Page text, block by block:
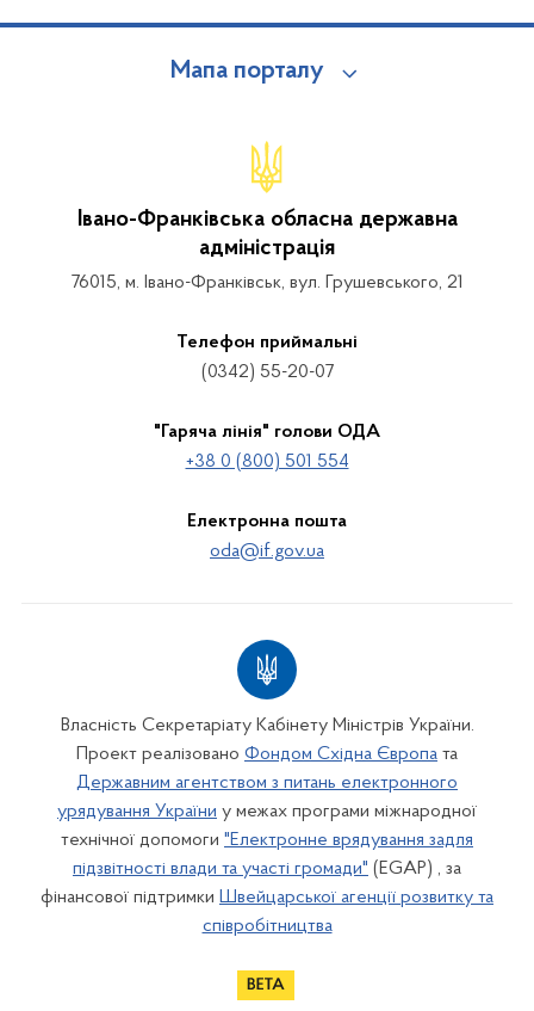
Мапа порталу
Івано-Франківська обласна державна
адміністрація
76015, м. Івано-Франківськ, вул. Грушевського, 21
Телефон приймальні
(0342) 55-20-07
"Гаряча лінія" голови ОДА
+38 0 (800) 501 554
Електронна пошта
oda@if.gov.ua
Власність Секретаріату Кабінету Міністрів України.
Проект реалізовано Фондом Східна Європа та
Державним агентством з питань електронного
урядування України у межах програми міжнародної
технічної допомоги "Електронне врядування задля
підзвітності влади та участі громади" (EGAP) , за
фінансової підтримки Швейцарської агенції розвитку та
співробітництва